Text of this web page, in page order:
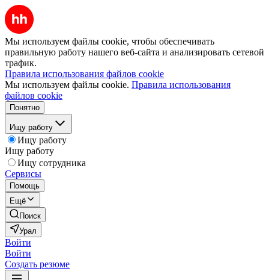
Мы используем файлы cookie, чтобы обеспечивать
правильную работу нашего веб-сайта и анализировать сетевой
трафик.
Правила использования файлов cookie
Мы используем файлы cookie. Правила использования
файлов cookie
Понятно
Ищу работу
Ищу работу
Ищу работу
Ищу сотрудника
Сервисы
Помощь
Ещё
Поиск
Урал
Войти
Войти
Создать резюме